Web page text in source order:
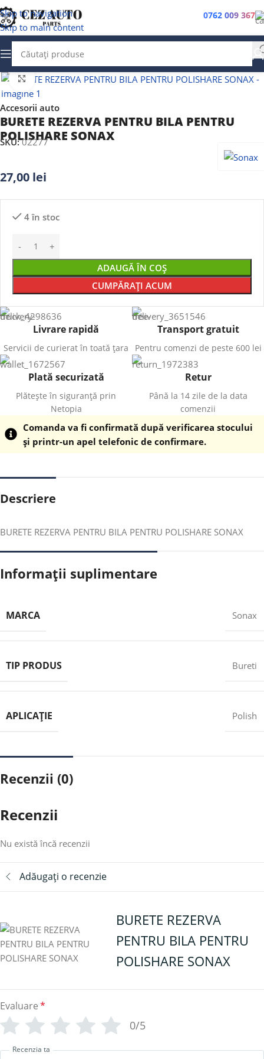
Skip to navigation
Skip to main content
0762 009 367
Faceți clic pentru a mări
Accesorii auto
BURETE REZERVA PENTRU BILA PENTRU
POLISHARE SONAX
SKU:02277
27,00 lei
4 în stoc
ADAUGĂ ÎN COȘ
CUMPĂRAȚI ACUM
Livrare rapidă
Servicii de curierat în toată țara
Transport gratuit
Pentru comenzi de peste 600 lei
Plată securizată
Plătește în siguranță prin
Netopia
Retur
Până la 14 zile de la data
comenzii
Comanda va fi confirmată după verificarea stocului
și printr-un apel telefonic de confirmare.
Descriere
BURETE REZERVA PENTRU BILA PENTRU POLISHARE SONAX
Informații suplimentare
MARCA Sonax
TIP PRODUS Bureti
APLICAȚIE Polish
Recenzii (0)
Recenzii
Nu există încă recenzii
Adăugați o recenzie
BURETE REZERVA
PENTRU BILA PENTRU
POLISHARE SONAX
Evaluare*
0/5
Recenzia ta